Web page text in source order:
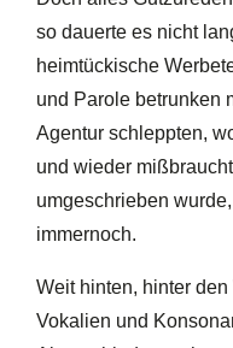
so dauerte es nicht
heimtückische
und Parole betrunken
Agentur schleppten,
und wieder
umgeschrieben
immernoch.
Weit hinten, hinter
Vokalien und